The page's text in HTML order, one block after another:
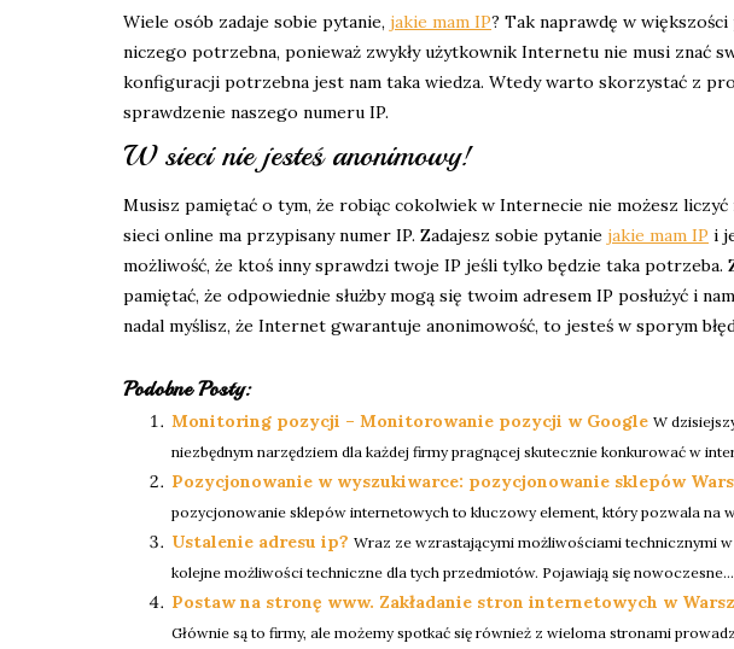
Wiele osób zadaje sobie pytanie, jakie mam IP? Tak naprawdę w
niczego potrzebna, ponieważ zwykły użytkownik Internetu nie musi znać
konfiguracji potrzebna jest nam taka wiedza. Wtedy warto skorzystać z
sprawdzenie naszego numeru IP.
W sieci nie jesteś anonimowy!
Musisz pamiętać o tym, że robiąc cokolwiek w Internecie nie możesz liczyć
sieci online ma przypisany numer IP. Zadajesz sobie pytanie jakie mam IP i
możliwość, że ktoś inny sprawdzi twoje IP jeśli tylko będzie taka potrzeba.
pamiętać, że odpowiednie służby mogą się twoim adresem IP posłużyć i
nadal myślisz, że Internet gwarantuje anonimowość, to jesteś w sporym
Podobne Posty:
Monitoring pozycji – Monitorowanie pozycji w Google W
niezbędnym narzędziem dla każdej firmy pragnącej skutecznie konkurować w
Pozycjonowanie w wyszukiwarce: pozycjonowanie sklepów
pozycjonowanie sklepów internetowych to kluczowy element, który pozwala na
Ustalenie adresu ip? Wraz ze wzrastającymi możliwościami technicznymi
kolejne możliwości techniczne dla tych przedmiotów. Pojawiają się nowoczesne...
Postaw na stronę www. Zakładanie stron internetowych w
Głównie są to firmy, ale możemy spotkać się również z wieloma stronami